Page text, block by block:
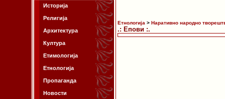
Историја
Религија
Архитектура
Култура
Етимологија
Етнологија
Пропаганда
Новости
Етнологија > Наративно народно
.: Епови :.